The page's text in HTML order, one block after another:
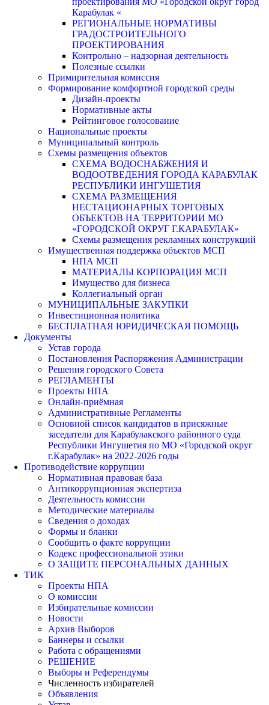
Карабулак «
РЕГИОНАЛЬНЫЕ НОРМАТИВЫ
ГРАДОСТРОИТЕЛЬНОГО
ПРОЕКТИРОВАНИЯ
Контрольно – надзорная деятельность
Полезные ссылки
Примирительная комиссия
Формирование комфортной городской среды
Дизайн-проекты
Нормативные акты
Рейтинговое голосование
Национальные проекты
Муниципальный контроль
Схемы размещения объектов
СХЕМА ВОДОСНАБЖЕНИЯ И
ВОДООТВЕДЕНИЯ ГОРОДА КАРАБУЛАК
РЕСПУБЛИКИ ИНГУШЕТИЯ
СХЕМА РАЗМЕЩЕНИЯ
НЕСТАЦИОНАРНЫХ ТОРГОВЫХ
ОБЪЕКТОВ НА ТЕРРИТОРИИ МО
«ГОРОДСКОЙ ОКРУГ Г.КАРАБУЛАК»
Схемы размещения рекламных конструкций
Имущественная поддержка объектов МСП
НПА МСП
МАТЕРИАЛЫ КОРПОРАЦИЯ МСП
Имущество для бизнеса
Коллегиальный орган
МУНИЦИПАЛЬНЫЕ ЗАКУПКИ
Инвестиционная политика
БЕСПЛАТНАЯ ЮРИДИЧЕСКАЯ ПОМОЩЬ
Документы
Устав города
Постановления Распоряжения Администрации
Решения городского Совета
РЕГЛАМЕНТЫ
Проекты НПА
Онлайн-приёмная
Административные Регламенты
Основной список кандидатов в присяжные
заседатели для Карабулакского районного суда
Республики Ингушетия по МО «Городской округ
г.Карабулак» на 2022-2026 годы
Противодействие коррупции
Нормативная правовая база
Антикоррупционная экспертиза
Деятельность комиссии
Методические материалы
Сведения о доходах
Формы и бланки
Сообщить о факте коррупции
Кодекс профессиональной этики
О ЗАЩИТЕ ПЕРСОНАЛЬНЫХ ДАННЫХ
ТИК
Проекты НПА
О комиссии
Избирательные комиссии
Новости
Архив Выборов
Баннеры и ссылки
Работа с обращениями
РЕШЕНИЕ
Выборы и Референдумы
Численность избирателей
Объявления